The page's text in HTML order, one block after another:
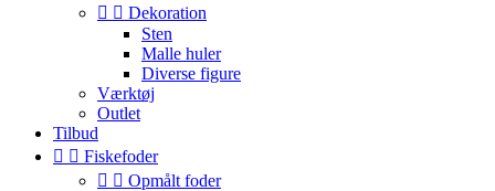
  Dekoration
Sten
Malle huler
Diverse figure
Værktøj
Outlet
Tilbud
  Fiskefoder
  Opmålt foder